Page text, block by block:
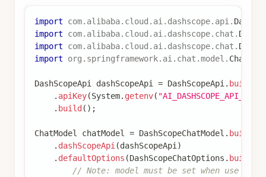
import com. alibaba. cloud . ai . dashscope. api .
import
com. alibaba. cloud . ai . dashscope. chat .
import
com. alibaba. cloud . ai . dashscope. chat .
import
org . springframework. ai . chat .model .
DashScopeApi dashScopeApi = DashScopeApi . builder
. apiKey(System. getenv( "AI_DASHSCOPE_API_KEY"
. build( ) ;
ChatModel chatModel = DashScopeChatModel . builder
. dashScopeApi (dashScopeApi )
. defaultOptions (DashScopeChatOptions . builder
// Note: model must be set when use